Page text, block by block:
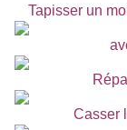
Tapisser un
Casser